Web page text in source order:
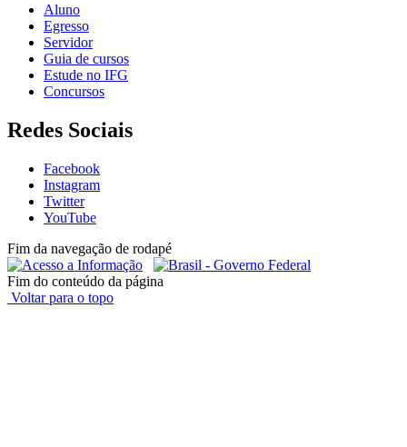
Aluno
Egresso
Servidor
Guia de cursos
Estude no IFG
Concursos
Redes Sociais
Facebook
Instagram
Twitter
YouTube
Fim da navegação de rodapé
Fim do conteúdo da página
Voltar para o topo